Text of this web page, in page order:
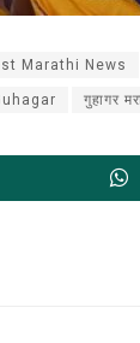
Marathi News
गुहागर